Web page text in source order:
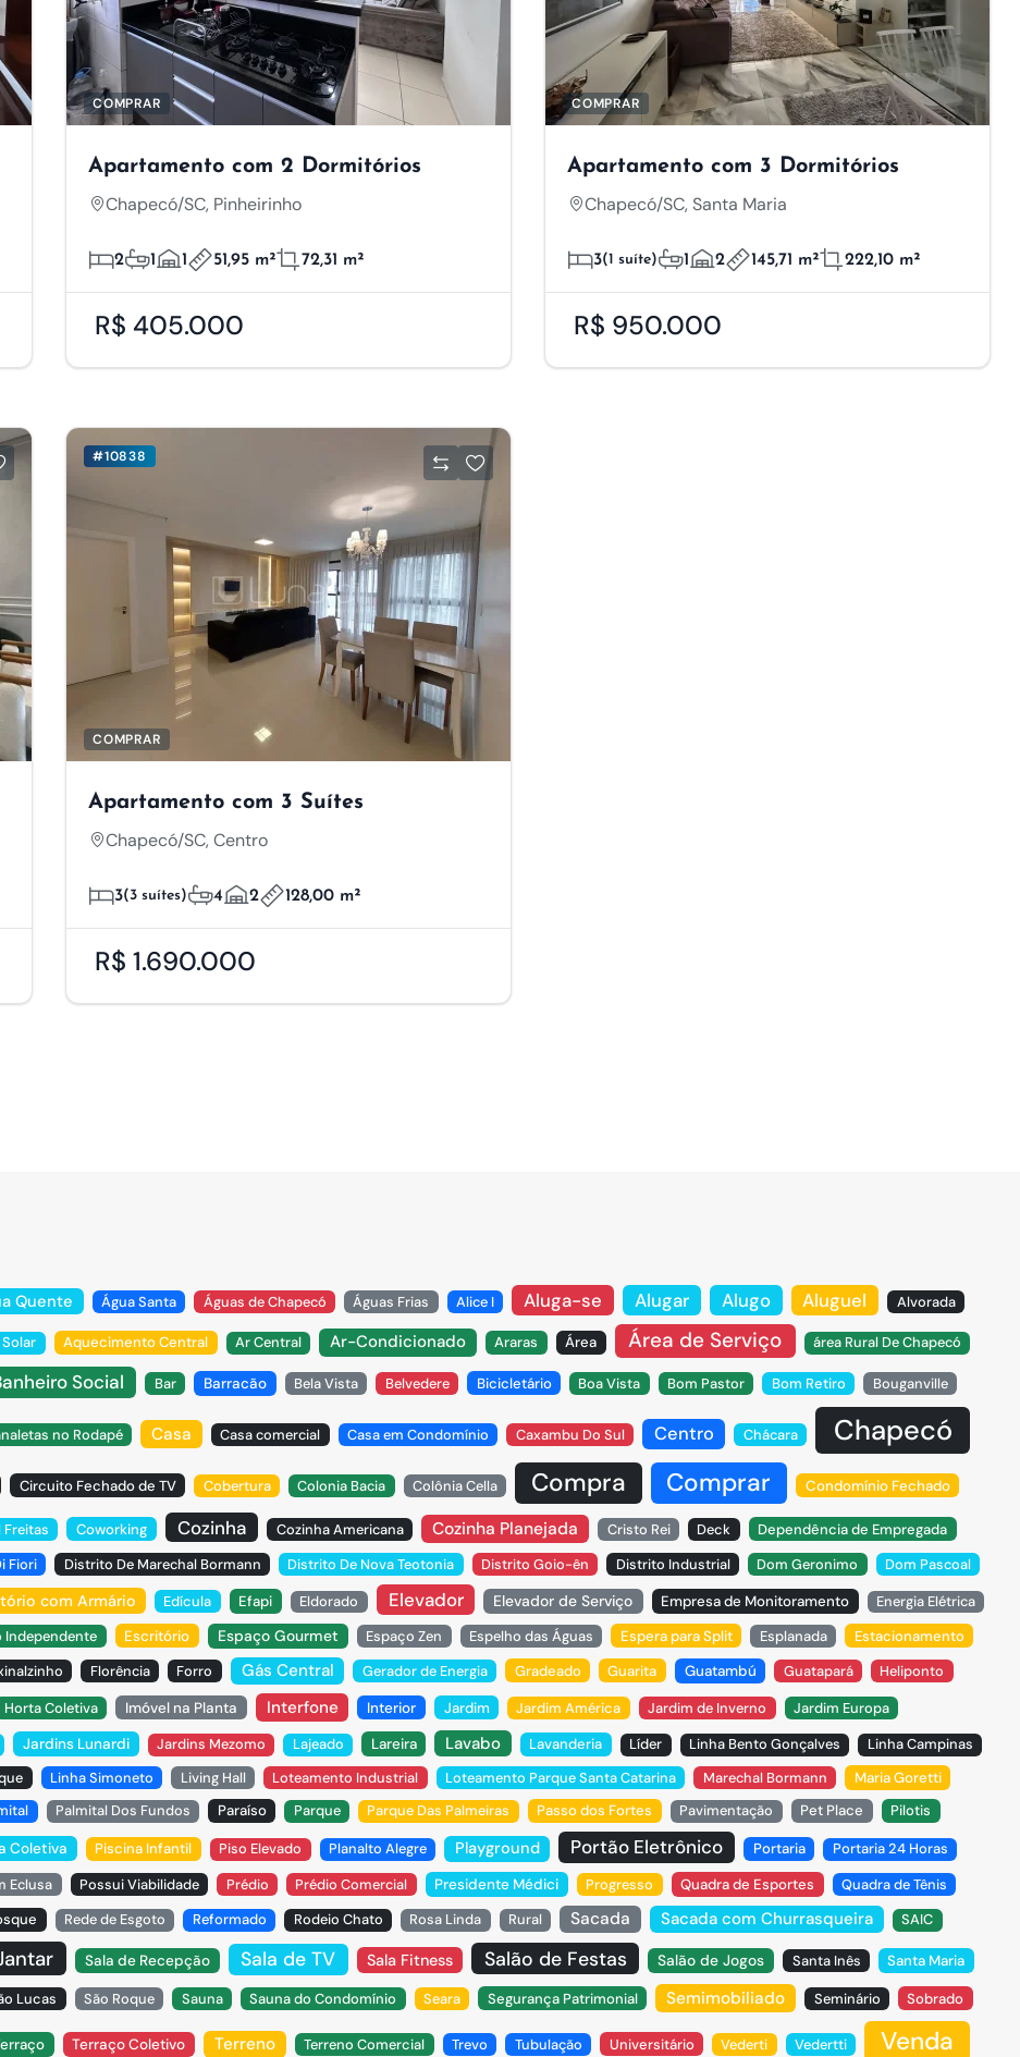
COMPRAR
Apartamento com 2 Dormitórios
Chapecó/SC, Pinheirinho
2 1 1 51,95 m² 72,31 m²
R$ 405.000
COMPRAR
Apartamento com 3 Dormitórios
Chapecó/SC, Santa Maria
3(1 suíte) 1 2 145,71 m² 222,10 m²
R$ 950.000
#10838
COMPRAR
Apartamento com 3 Suítes
Chapecó/SC, Centro
3(3 suítes) 4 2 128,00 m²
R$ 1.690.000
Quente Água Santa Águas de Chapecó Águas Frias Alice I Aluga-se Alugar Alugo Aluguel Alvorada
Aquecimento Central Ar Central Ar-Condicionado Araras Área Área de Serviço área Rural De Chapecó
Social Bar Barracão Bela Vista Belvedere Bicicletário Boa Vista Bom Pastor Bom Retiro Bouganville
no Rodapé Casa Casa comercial Casa em Condomínio Caxambu Do Sul Centro Chácara Chapecó
Circuito Fechado de TV Cobertura Colonia Bacia Colônia Cella Compra Comprar Condomínio Fechado
Coworking Cozinha Cozinha Americana Cozinha Planejada Cristo Rei Deck
Dependência de Empregada
Fiori Distrito De Marechal Bormann Distrito De Nova Teotonia Distrito Goio-ên Distrito Industrial Dom Geronimo Dom Pascoal
com Armário Edícula Efapi Eldorado Elevador Elevador de Serviço Empresa de Monitoramento
Energia Elétrica
Independente Escritório Espaço Gourmet Espaço Zen Espelho das Águas Espera para Split Esplanada
Estacionamento
Florência Forro Gás Central Gerador de Energia Gradeado Guarita Guatambú Guatapará
Heliponto
Horta Coletiva Imóvel na Planta Interfone Interior Jardim Jardim América Jardim de Inverno
Jardim Europa
Jardins Lunardi Jardins Mezomo Lajeado Lareira Lavabo Lavanderia Líder Linha Bento Gonçalves
Linha Campinas
Linha Simoneto Living Hall Loteamento Industrial Loteamento Parque Santa Catarina Marechal Bormann Maria Goretti
Palmital Dos Fundos Paraíso Parque Parque Das Palmeiras Passo dos Fortes Pavimentação Pet Place Pilotis
Coletiva Piscina Infantil Piso Elevado Planalto Alegre Playground Portão Eletrônico Portaria
Portaria 24 Horas
Eclusa Possui Viabilidade Prédio Prédio Comercial Presidente Médici Progresso Quadra de Esportes
Quadra de Tênis
Rede de Esgoto Reformado Rodeio Chato Rosa Linda Rural Sacada Sacada com Churrasqueira SAIC
Sala de Recepção Sala de TV Sala Fitness Salão de Festas Salão de Jogos Santa Inês Santa Maria
Lucas São Roque Sauna Sauna do Condomínio Seara Segurança Patrimonial Semimobiliado Seminário Sobrado
Terraço Coletivo Terreno Terreno Comercial Trevo Tubulação Universitário Vederti Vedertti Venda